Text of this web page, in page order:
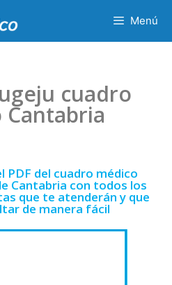
Menú
cuadro
Cantabria
PDF del cuadro médico
Cantabria con todos los
que te atenderán y que
de manera fácil